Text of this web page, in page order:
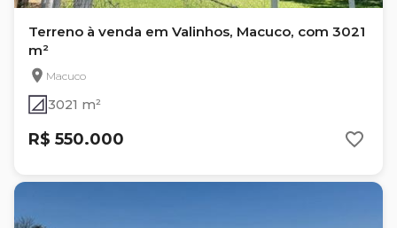
Terreno à venda em Valinhos, Macuco, com 3021
m²
Macuco
3021 m²
R$ 550.000